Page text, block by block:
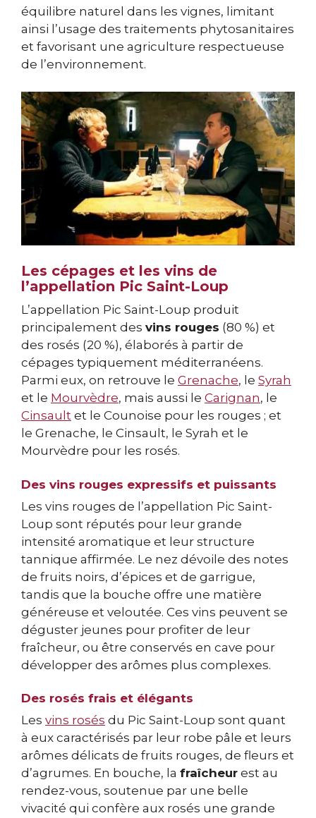
équilibre naturel dans les vignes, limitant
ainsi l’usage des traitements phytosanitaires
et favorisant une agriculture respectueuse
de l’environnement.
Les cépages et les vins de
l’appellation Pic Saint-Loup
L’appellation Pic Saint-Loup produit
principalement des vins rouges (80 %) et
des rosés (20 %), élaborés à partir de
cépages typiquement méditerranéens.
Parmi eux, on retrouve le Grenache, le Syrah
et le Mourvèdre, mais aussi le Carignan, le
Cinsault et le Counoise pour les rouges ; et
le Grenache, le Cinsault, le Syrah et le
Mourvèdre pour les rosés.
Des vins rouges expressifs et puissants
Les vins rouges de l’appellation Pic Saint-
Loup sont réputés pour leur grande
intensité aromatique et leur structure
tannique affirmée. Le nez dévoile des notes
de fruits noirs, d’épices et de garrigue,
tandis que la bouche offre une matière
généreuse et veloutée. Ces vins peuvent se
déguster jeunes pour profiter de leur
fraîcheur, ou être conservés en cave pour
développer des arômes plus complexes.
Des rosés frais et élégants
Les vins rosés du Pic Saint-Loup sont quant
à eux caractérisés par leur robe pâle et leurs
arômes délicats de fruits rouges, de fleurs et
d’agrumes. En bouche, la fraîcheur est au
rendez-vous, soutenue par une belle
vivacité qui confère aux rosés une grande